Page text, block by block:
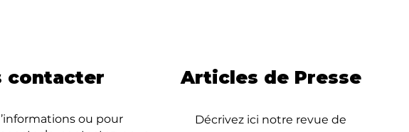
contacter
ou pour
Articles de Presse
Décrivez ici notre revue de